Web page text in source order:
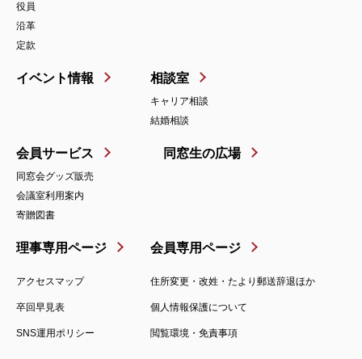
役員
沿革
定款
イベント情報 相談室
キャリア相談
結婚相談
会員サービス
同窓会グッズ販売
会議室利用案内
寄贈図書
同窓生の広場
理事専用ページ 会員専用ページ
アクセスマップ 住所変更・改姓・たより郵送辞退ほか
卒回早見表 個人情報保護について
SNS運用ポリシー 閲覧環境・免責事項